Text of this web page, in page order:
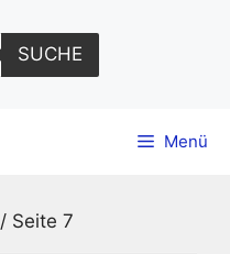
SUCHE
Menü
/ Seite 7